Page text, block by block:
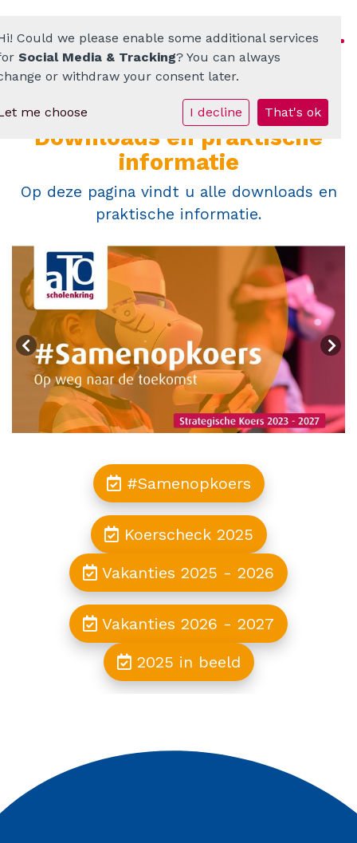
Homepage
ATO-scholenkring
Ons onderwijs
Onze scholen
Werken bij
Documenten • Praktisch
Contact
Downloads en praktische
informatie
Op deze pagina vindt u alle downloads en
praktische informatie.
#Samenopkoers
Koerscheck 2025
Vakanties 2025 - 2026
Vakanties 2026 - 2027
2025 in beeld
Could we please enable some additional services
Social Media & Tracking? You can always
or withdraw your consent later.
me choose I decline That's ok